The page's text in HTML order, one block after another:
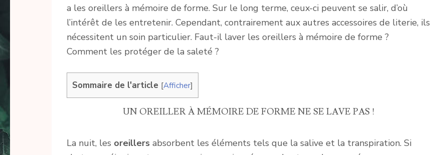
a les oreillers à mémoire de forme. Sur le long terme, ceux-ci peuvent se salir, d’où
l’intérêt de les entretenir. Cependant, contrairement aux autres accessoires de literie, ils
nécessitent un soin particulier. Faut-il laver les oreillers à mémoire de forme ?
Comment les protéger de la saleté ?
Sommaire de l'article [Afficher]
UN OREILLER À MÉMOIRE DE FORME NE SE LAVE PAS !
La nuit, les oreillers absorbent les éléments tels que la salive et la transpiration. Si